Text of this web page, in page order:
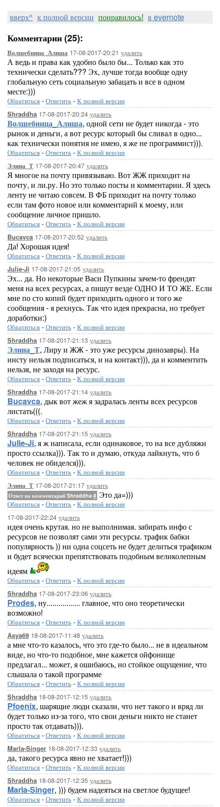
вверх^ к полной версии понравилось! в evernote
Комментарии (25):
Волшебница_Алиша 17-08-2017-20:21 удалить
А ведь и права как удобно было бы... Только как это
технически сделать??? Эх, лучше тогда вообще одну
глобальную сеть социальную забацать и все в одном
месте:)))
Обратиться - Ответить - К полной версии
Shraddha 17-08-2017-20:24 удалить
Волшебница_Алиша, одной сети не будет никогда - это
рынок и деньги, а вот ресурс который бы сливал в одно...
как технически понятия не имею, я же не программист))).
Обратиться - Ответить - К полной версии
Элина_Т 17-08-2017-20:47 удалить
Я многое на почту привязываю. Вот ЖЖ приходит на
почту, и ли.ру. Но это только посты и комментарии. Я здесь
ленту не читаю совсем. В ФБ приходит на почту только
если там фото новое или комментарий к моему, или
сообщение личное пришло.
Обратиться - Ответить - К полной версии
Bucavca 17-08-2017-20:52 удалить
Да! Хорошая идея!
Обратиться - Ответить - К полной версии
Julie-Ji 17-08-2017-21:05 удалить
Эх... да. Но некоторые Васи Пупкины зачем-то френдят
меня на всех ресурсах, а пишут везде ОДНО И ТО ЖЕ. Если
мне по сто копий будет приходить одного и того же
сообщения - я рехнусь. Так что идея прекрасна, но требует
доработки:)
Обратиться - Ответить - К полной версии
Shraddha 17-08-2017-21:13 удалить
Элина_Т, Лиру и ЖЖ - это уже ресурсы динозавры). На
инсту нельзя подписаться, и на контакт))), да и комментить
нельзя, не заходя на ресурс.
Обратиться - Ответить - К полной версии
Shraddha 17-08-2017-21:14 удалить
Bucavca, дык вот жеж я задралась ленты всех ресурсов
листать(((.
Обратиться - Ответить - К полной версии
Shraddha 17-08-2017-21:15 удалить
Julie-Ji, я ж написала, если одинаковое, то на все дубляжи
просто ссылка))). Так то и думаю, откуда лайкнуть, что б
человек не обиделся))).
Обратиться - Ответить - К полной версии
Элина_Т 17-08-2017-21:17 удалить
Ответ на комментарий Shraddha # Это да=)))
Обратиться - Ответить - К полной версии
17-08-2017-22:24 удалить
идея очень крутая. но не выполнимая. забирать инфо с
ресурсов не позволят сами эти ресурсы. трафик бабки
популярность )) ни одна соцсеть не будет делиться трафиком
и будет всячески препятствовать подобным великолепным
идеям
Обратиться - Ответить - К полной версии
Shraddha 17-08-2017-23:06 удалить
Prodes, ну................. главное, что оно теоретически
возможно!
Обратиться - Ответить - К полной версии
Asya69 18-08-2017-11:48 удалить
а мне что-то казалось, что это где-то было... не в идеальном
виде, но что-то подобное, мне кажется ойфонище
предлагал... может, я ошибаюсь, но стойкое ощущение, что
слышала о такой программе
Обратиться - Ответить - К полной версии
Shraddha 18-08-2017-12:15 удалить
Pfoenix, шарящие люди сказали, что нет такого и вряд ли
будет только из-за того, что свои деньги никто не станет
просто так отдавать))).
Обратиться - Ответить - К полной версии
Marla-Singer 18-08-2017-12:33 удалить
да, такого ресурса явно не хватает!)))
Обратиться - Ответить - К полной версии
Shraddha 18-08-2017-12:35 удалить
Marla-Singer, ))) будем надеяться на светлое будущее!
Обратиться - Ответить - К полной версии